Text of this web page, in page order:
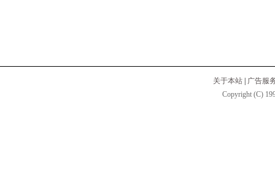
关于本站
广告服
Copyright (C)